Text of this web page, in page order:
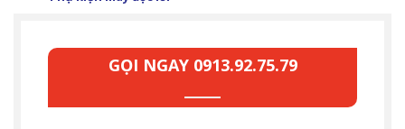
GỌI NGAY 0913.92.75.79